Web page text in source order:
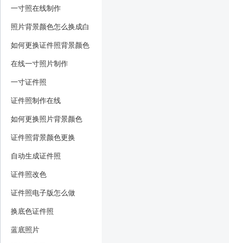
一寸照在线制作
照片背景颜色怎么换成白
色
如何更换证件照背景颜色
在线一寸照片制作
一寸证件照
证件照制作在线
如何更换照片背景颜色
证件照背景颜色更换
自动生成证件照
证件照改色
证件照电子版怎么做
换底色证件照
蓝底照片